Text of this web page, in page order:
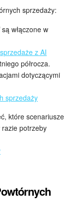
sprzedaży:
są włączone w
z AI
półrocza.
dotyczącymi
sprzedaży
które scenariusze
razie potrzeby